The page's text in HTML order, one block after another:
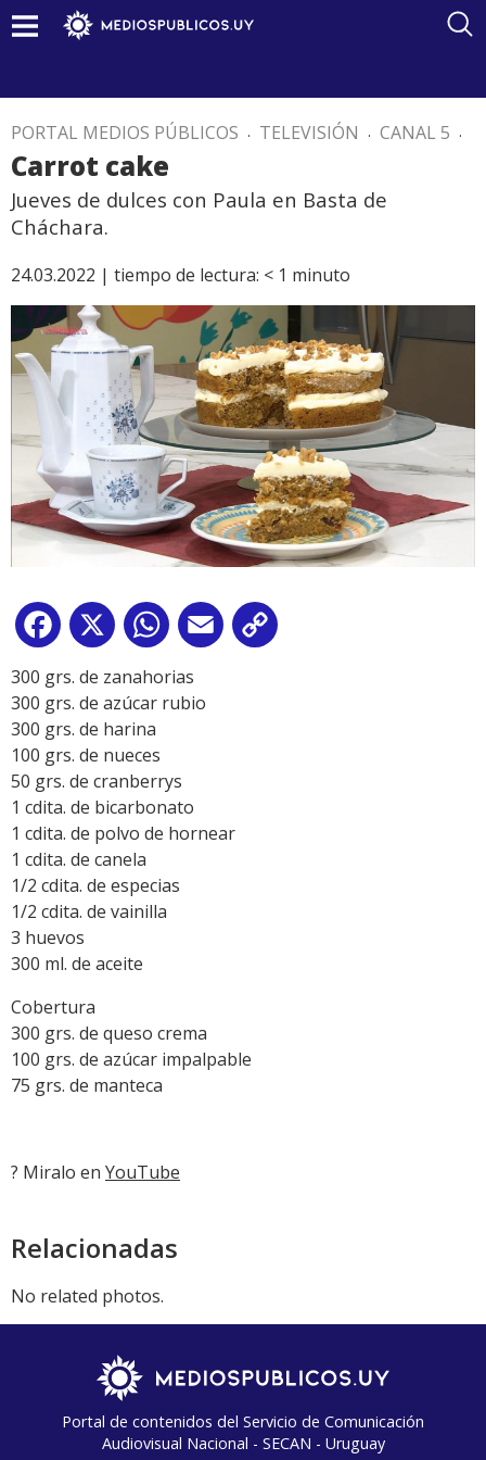
PORTAL MEDIOS PÚBLICOS . TELEVISIÓN . CANAL 5 .
Carrot cake
Jueves de dulces con Paula en Basta de
Cháchara.
24.03.2022 | tiempo de lectura: < 1 minuto
Facebook
X WhatsApp
Email
300 grs. de zanahorias
300 grs. de azúcar rubio
300 grs. de harina
100 grs. de nueces
50 grs. de cranberrys
1 cdita. de bicarbonato
1 cdita. de polvo de hornear
1 cdita. de canela
1/2 cdita. de especias
1/2 cdita. de vainilla
3 huevos
300 ml. de aceite
Cobertura
300 grs. de queso crema
100 grs. de azúcar impalpable
75 grs. de manteca
? Miralo en YouTube
Relacionadas
No related photos.
Portal de contenidos del Servicio de Comunicación
Audiovisual Nacional - SECAN - Uruguay